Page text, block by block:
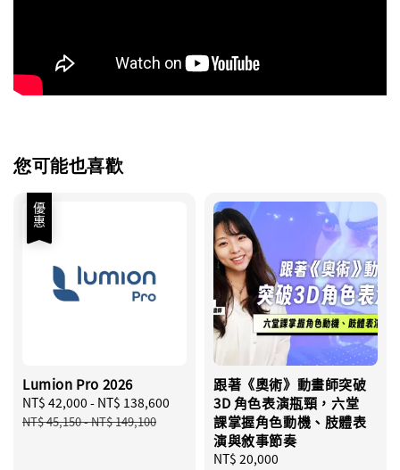
您可能也喜歡
優惠
Lumion Pro 2026
Sale
price
NT$ 42,000 - NT$ 138,600
Regular
NT$ 45,150-NT$ 149,100
跟著《奧術》動畫師突破
3D 角色表演瓶頸，六堂
課掌握角色動機、肢體表
演與敘事節奏
Regular
NT$ 20,000